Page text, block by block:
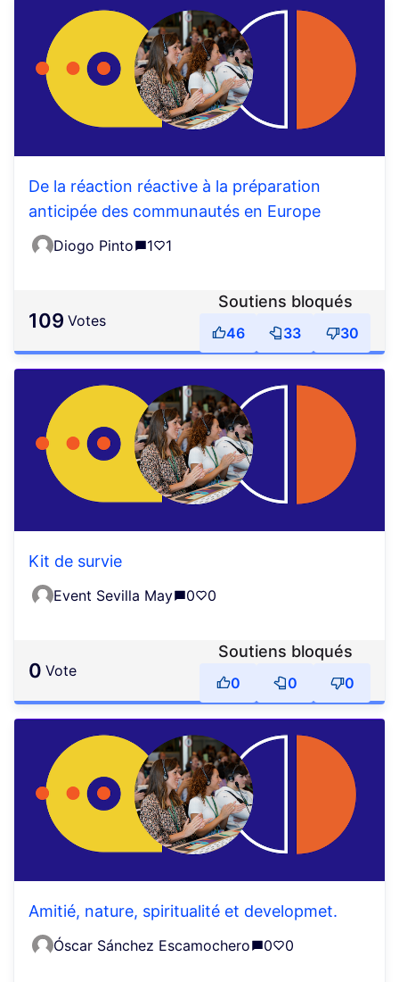
De la réaction réactive à la préparation
anticipée des communautés en Europe
Diogo Pinto 1 1
109 votes
Soutiens bloqués
46 33 30
Kit de survie
Event Sevilla May 0 0
0 vote
Soutiens bloqués
0 0 0
Amitié, nature, spiritualité et developmet.
Óscar Sánchez Escamochero 0 0